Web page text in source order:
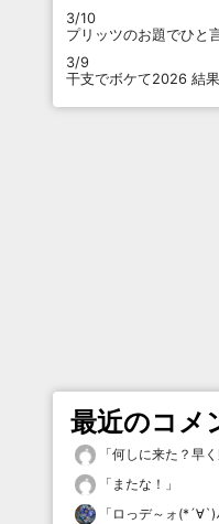
3/10
プリッツのお題でひと
3/9
干支でボケて2026 結
最近のコメ
「何しに来た？早
「 またな！ 」
「 ロっデ～ォ(*´∀`)